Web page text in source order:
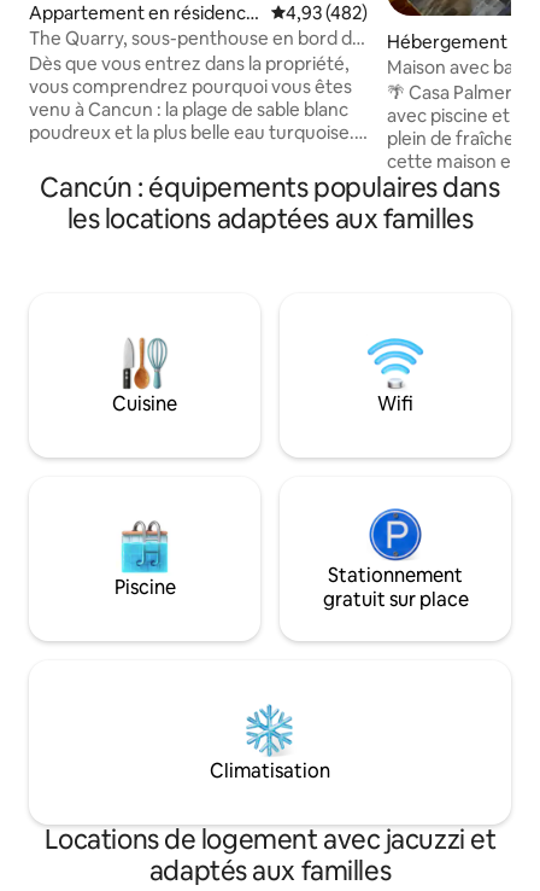
Appartement en résidence
⋅ Zona Hotelera
Évaluation moyenne sur la
4,93 (482)
The Quarry, sous-penthouse en bord de
mer à 150 m des clubs
Dès que vous entrez dans la propriété,
vous comprendrez pourquoi vous êtes
venu à Cancun : la plage de sable blanc
poudreux et la plus belle eau turquoise.
voir depuis la vue panoramique à 180°
que l'appartement offre. Aucun détail
n'a été épargné. Plus de 2 ans de
l'immeuble. Une fusion de meubles en
bois exotiques et de marbre importé
rend cet endroit inégalé à Cancún.
Hébergement ⋅
Maison avec
à Santuario
🌴 Casa
avec piscine et terrasse
plein de fraîcheur
cette maison est
patio avec
pour laisser
soleil. Profitez
idéal pour les
connexion, de
atmosphère
vous attendons !
Cancún : équipements populaires dans
les locations adaptées aux familles
Cuisine Wifi
Piscine
Stationnement
gratuit sur place
Climatisation
Locations de logement avec jacuzzi et
adaptés aux familles